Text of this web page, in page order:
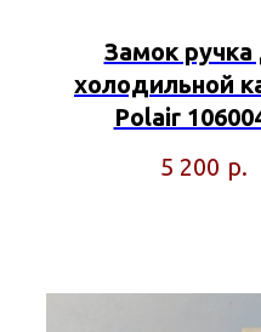
Замок ручка
холодильной
Polair
5 200 р.